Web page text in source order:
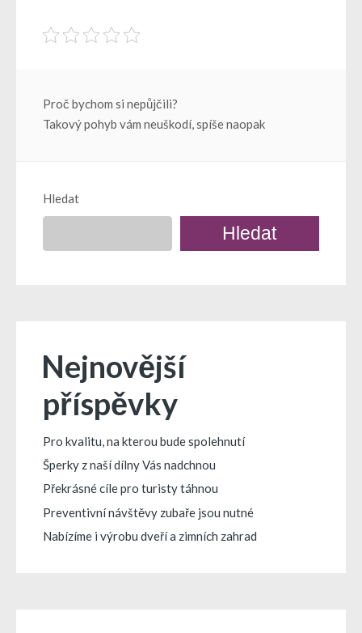
Navigace
příspěvek
Proč bychom si nepůjčili?
Takový pohyb vám neuškodí, spíše naopak
Hledat
Hledat
Nejnovější
příspěvky
Pro kvalitu, na kterou bude spolehnutí
Šperky z naší dílny Vás nadchnou
Překrásné cíle pro turisty táhnou
Preventivní návštěvy zubaře jsou nutné
Nabízíme i výrobu dveří a zimních zahrad